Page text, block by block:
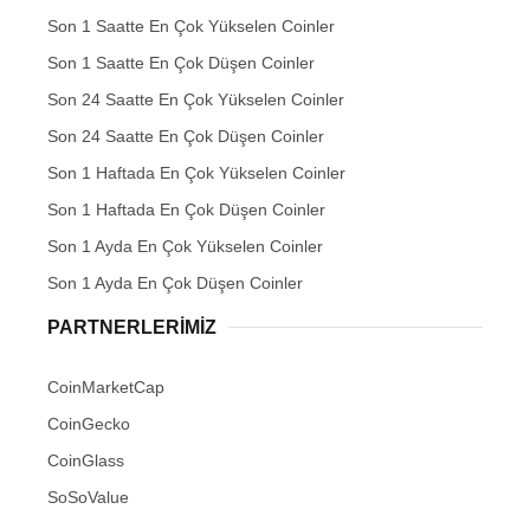
Son 1 Saatte En Çok Yükselen Coinler
Son 1 Saatte En Çok Düşen Coinler
Son 24 Saatte En Çok Yükselen Coinler
Son 24 Saatte En Çok Düşen Coinler
Son 1 Haftada En Çok Yükselen Coinler
Son 1 Haftada En Çok Düşen Coinler
Son 1 Ayda En Çok Yükselen Coinler
Son 1 Ayda En Çok Düşen Coinler
PARTNERLERIMIZ
CoinMarketCap
CoinGecko
CoinGlass
SoSoValue